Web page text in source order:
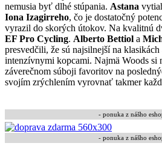
nemusia byť dlhé stúpania. Astana
Iona Izagirreho, čo je dostatočný
vyrazil do skorých útokov. Na kvalitnú
EF Pro Cycling. Alberto Bettiol a
presvedčili, že sú najsilnejší na
intenzívnymi kopcami. Najmä Woods si
záverečnom súboji favoritov na
svojím zrýchlením vyrovnať takmer
- ponuka z nášho
- ponuka z nášho